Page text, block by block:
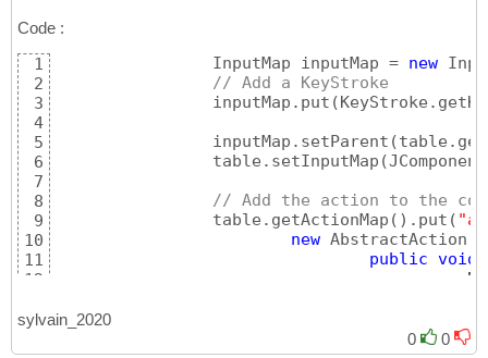
Code :
1
2
3
4
5
6
7
8
9
10
11
12
14
		InputMap inputMap =
new
// Add a KeyStroke
		inputMap.put
(
		inputMap.setParent
(
		table.setInputMap
(
// Add the action to the
		table.getActionMap
( ) .put (
new AbstractAction
public void
sylvain_2020
0
0